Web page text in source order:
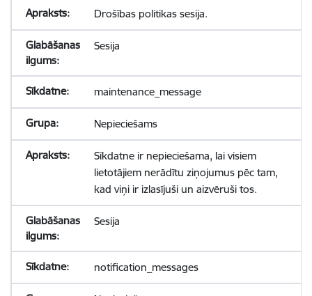
Drošības politikas sesija.
Sesija
maintenance_message
Nepieciešams
Sīkdatne ir nepieciešama, lai visiem
lietotājiem nerādītu ziņojumus pēc tam,
kad viņi ir izlasījuši un aizvēruši tos.
Sesija
notification_messages